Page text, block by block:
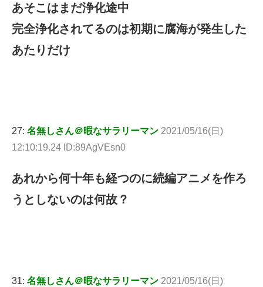
あそこはまだ浄化途中
完全浄化されてるのは初期に腐海が発生した
あたりだけ
27: 名無しさん＠暇なサラリーマン 2021/05/16(日)
12:10:19.24 ID:89AgVEsn0
あれから何十年も経つのに続編アニメを作ろ
うとしないのは何故？
31: 名無しさん＠暇なサラリーマン 2021/05/16(日)